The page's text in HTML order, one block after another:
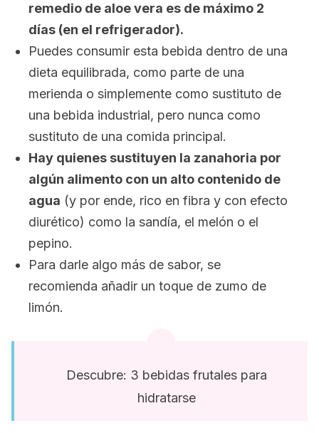
remedio de aloe vera es de máximo 2
días (en el refrigerador).
Puedes consumir esta bebida dentro de una
dieta equilibrada, como parte de una
merienda o simplemente como sustituto de
una bebida industrial, pero nunca como
sustituto de una comida principal.
Hay quienes sustituyen la zanahoria por
algún alimento con un alto contenido de
agua (y por ende, rico en fibra y con efecto
diurético) como la sandía, el melón o el
pepino.
Para darle algo más de sabor, se
recomienda añadir un toque de zumo de
limón.
Descubre: 3 bebidas frutales para
hidratarse